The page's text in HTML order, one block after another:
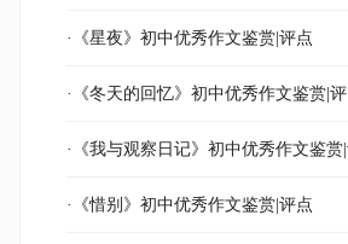
·《星夜》初中优秀作文鉴赏|评点
·《冬天的回忆》初中优秀作文鉴赏|
·《我与观察日记》初中优秀作文鉴赏
·《惜别》初中优秀作文鉴赏|评点